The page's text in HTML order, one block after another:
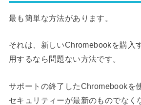
最も簡単な方法があります。
それは、新しいChromebookを購入
用するなら問題ない方法です。
サポートの終了したChromebookを
セキュリティーが最新のものでなく